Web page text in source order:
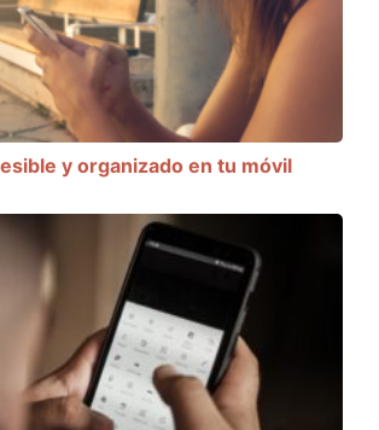
y organizado en tu móvil